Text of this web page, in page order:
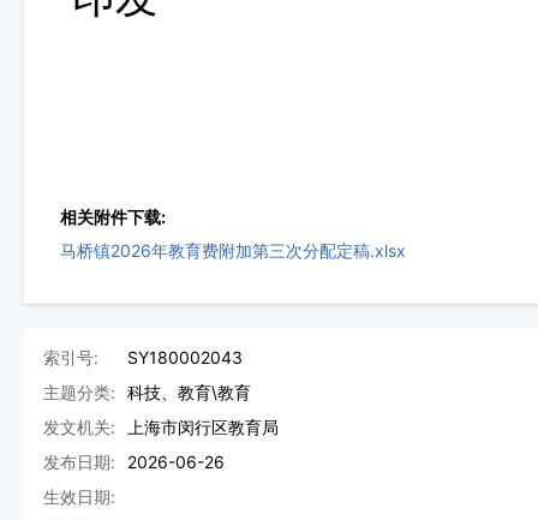
相关附件下载:
马桥镇2026年教育费附加第三次分配定稿.xlsx
索引号:
SY180002043
主题分类:
科技、教育\教育
发文机关:
上海市闵行区教育局
发布日期:
2026-06-26
生效日期: